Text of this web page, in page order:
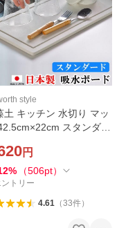
style
土 キッチン 水切り マッ
スタンダー
りラック
円
% （506pt）
トリー
4.61（33件）